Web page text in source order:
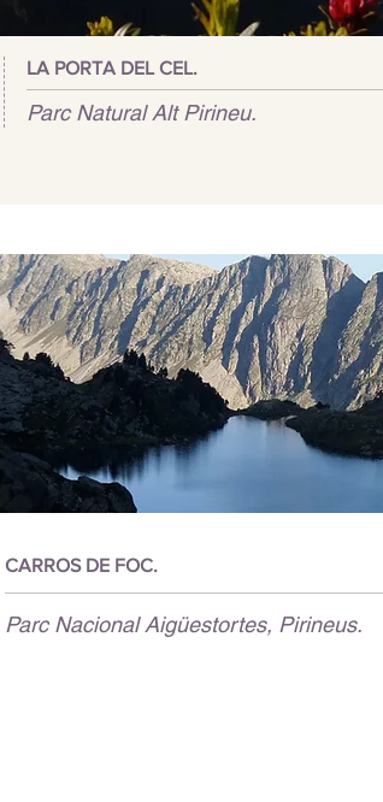
LA PORTA DEL CEL.
Parc Natural Alt Pirineu.
CARROS DE FOC.
Parc Nacional Aigüestortes, Pirineus.